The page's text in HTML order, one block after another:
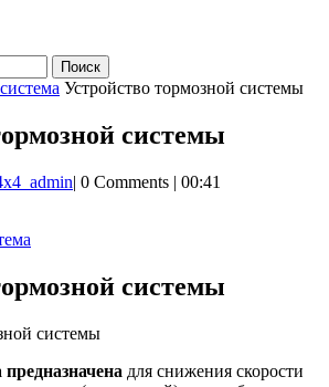
Устройство тормозной системы
системы
vsc4x4_admin
| 0 Comments | 00:41
системы
для снижения скорости